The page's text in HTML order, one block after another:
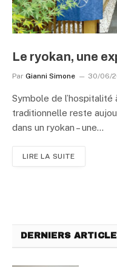
Le ryokan, une
Par Gianni Simone 30/06/
Symbole de l’hospitalité
traditionnelle reste
dans un ryokan – une…
LIRE LA SUITE
DERNIERS